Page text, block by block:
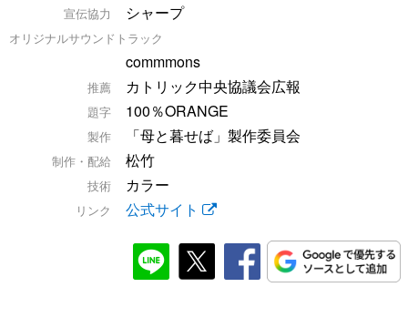
宣伝協力 シャープ
オリジナルサウンドトラック
commmons
推薦 カトリック中央協議会広報
題字 100％ORANGE
製作 「母と暮せば」製作委員会
制作・配給 松竹
技術 カラー
リンク 公式サイト